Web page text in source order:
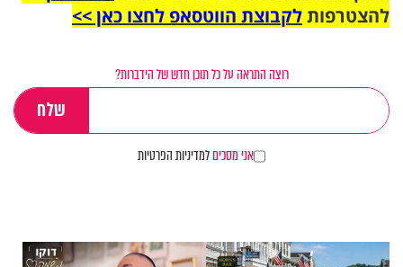
להצטרפותלקבוצת הווטסאפ לחצו כאן >>
רוצה התראה על כל תוכן חדש של הידברות?
אני מסכיםלמדיניות הפרטיות